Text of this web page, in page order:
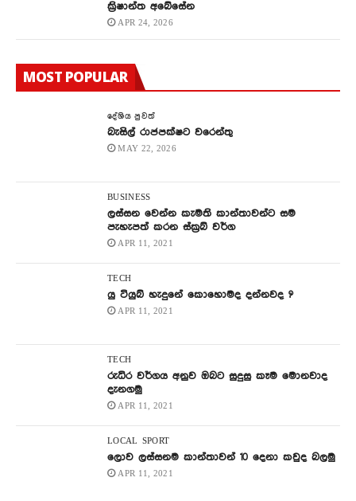
ක්‍රිෂාන්ත අබේසේන
APR 24, 2026
MOST POPULAR
දේශිය පුවත්
බැසිල් රාජපක්ෂට වරෙන්තු
MAY 22, 2026
BUSINESS
ලස්සන වෙන්න කැමති කාන්තාවන්ට සම
පැහැපත් කරන ස්ක්‍රබ් වර්ග
APR 11, 2021
TECH
යු ටියුබ් හැදුනේ කොහොමද දන්නවද ?
APR 11, 2021
TECH
රුධිර වර්ගය අනුව ඔබට සුදුසු කෑම මොනවාද
දැනගමු
APR 11, 2021
LOCAL SPORT
ලොව ලස්සනම කාන්තාවන් 10 දෙනා කවුද බලමු
APR 11, 2021